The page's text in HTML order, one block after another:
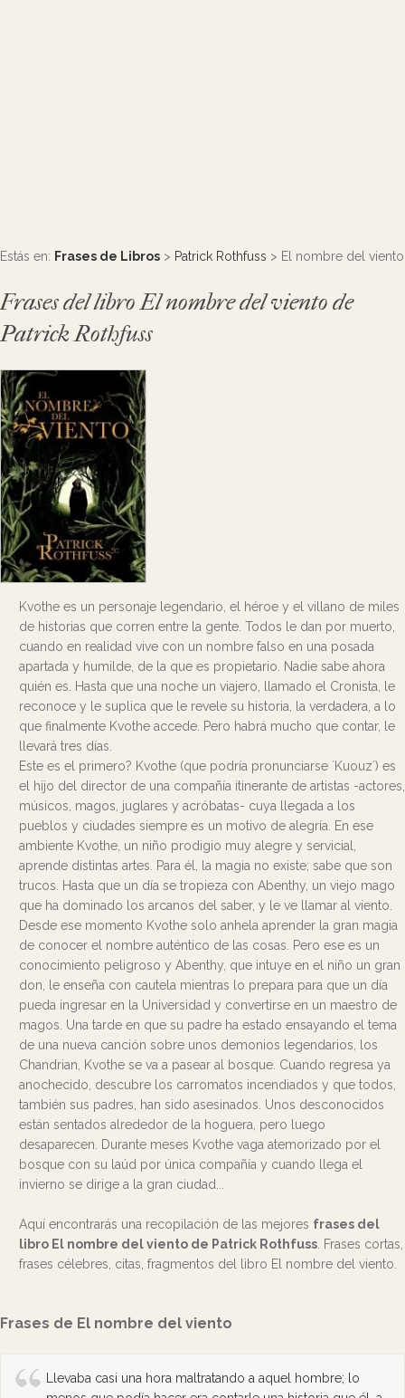
Estás en: Frases de Libros > Patrick Rothfuss > El nombre del viento
Frases del libro El nombre del viento de
Patrick Rothfuss
Kvothe es un personaje legendario, el héroe y el villano de miles
de historias que corren entre la gente. Todos le dan por muerto,
cuando en realidad vive con un nombre falso en una posada
apartada y humilde, de la que es propietario. Nadie sabe ahora
quién es. Hasta que una noche un viajero, llamado el Cronista, le
reconoce y le suplica que le revele su historia, la verdadera, a lo
que finalmente Kvothe accede. Pero habrá mucho que contar, le
llevará tres días.
Este es el primero? Kvothe (que podría pronunciarse ´Kuouz´) es
el hijo del director de una compañía itinerante de artistas -actores,
músicos, magos, juglares y acróbatas- cuya llegada a los
pueblos y ciudades siempre es un motivo de alegría. En ese
ambiente Kvothe, un niño prodigio muy alegre y servicial,
aprende distintas artes. Para él, la magia no existe; sabe que son
trucos. Hasta que un día se tropieza con Abenthy, un viejo mago
que ha dominado los arcanos del saber, y le ve llamar al viento.
Desde ese momento Kvothe solo anhela aprender la gran magia
de conocer el nombre auténtico de las cosas. Pero ese es un
conocimiento peligroso y Abenthy, que intuye en el niño un gran
don, le enseña con cautela mientras lo prepara para que un día
pueda ingresar en la Universidad y convertirse en un maestro de
magos. Una tarde en que su padre ha estado ensayando el tema
de una nueva canción sobre unos demonios legendarios, los
Chandrian, Kvothe se va a pasear al bosque. Cuando regresa ya
anochecido, descubre los carromatos incendiados y que todos,
también sus padres, han sido asesinados. Unos desconocidos
están sentados alrededor de la hoguera, pero luego
desaparecen. Durante meses Kvothe vaga atemorizado por el
bosque con su laúd por única compañía y cuando llega el
invierno se dirige a la gran ciudad...
Aquí encontrarás una recopilación de las mejores frases del
libro El nombre del viento de Patrick Rothfuss . Frases cortas,
frases célebres, citas, fragmentos del libro El nombre del viento.
Frases de El nombre del viento
Llevaba casi una hora maltratando a aquel hombre; lo